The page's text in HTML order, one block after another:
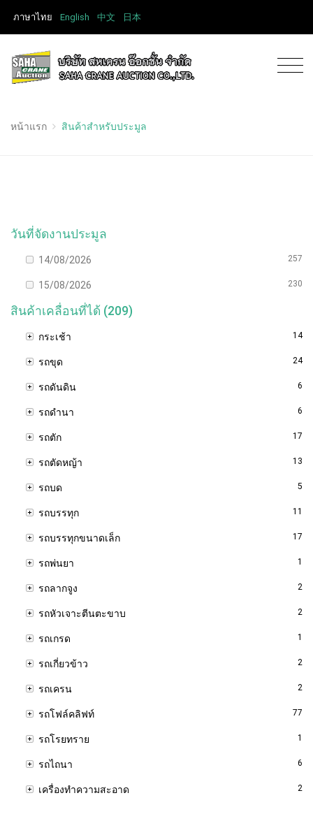
ภาษาไทย English 中文 日本
หน้าแรก สินค้าสำหรับประมูล
วันที่จัดงานประมูล
14/08/2026 257
15/08/2026 230
สินค้าเคลื่อนที่ได้ (209)
กระเช้า 14
รถขุด 24
รถดันดิน 6
รถดำนา 6
รถตัก 17
รถตัดหญ้า 13
รถบด 5
รถบรรทุก 11
รถบรรทุกขนาดเล็ก 17
รถพ่นยา 1
รถลากจูง 2
รถหัวเจาะตีนตะขาบ 2
รถเกรด 1
รถเกี่ยวข้าว 2
รถเครน 2
รถโฟล์คลิฟท์ 77
รถโรยทราย 1
รถไถนา 6
เครื่องทำความสะอาด 2